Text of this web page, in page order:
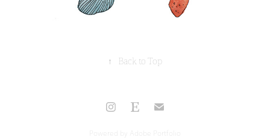
↑ Back to Top
Powered by Adobe Portfolio